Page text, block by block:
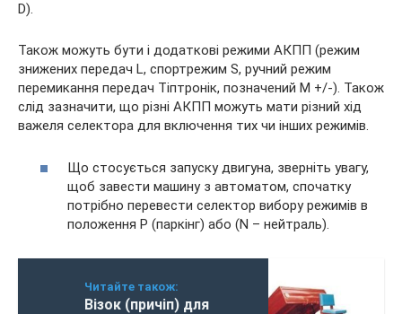
D).
Також можуть бути і додаткові режими АКПП (режим
знижених передач L, спортрежим S, ручний режим
перемикання передач Тіптронік, позначений M +/-). Також
слід зазначити, що різні АКПП можуть мати різний хід
важеля селектора для включення тих чи інших режимів.
Що стосується запуску двигуна, зверніть увагу,
щоб завести машину з автоматом, спочатку
потрібно перевести селектор вибору режимів в
положення P (паркінг) або (N – нейтраль).
Читайте також:
Візок (причіп) для